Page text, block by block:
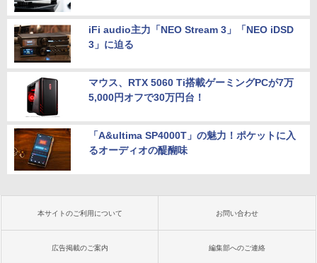
iFi audio主力「NEO Stream 3」「NEO iDSD
3」に迫る
マウス、RTX 5060 Ti搭載ゲーミングPCが7万
5,000円オフで30万円台！
「A&ultima SP4000T」の魅力！ポケットに入
るオーディオの醍醐味
本サイトのご利用について お問い合わせ
広告掲載のご案内 編集部へのご連絡